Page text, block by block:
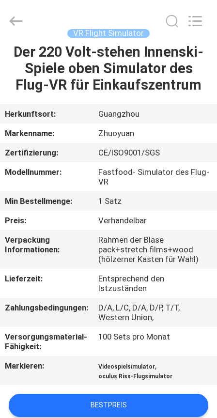
HEIM
PRODUKTE
VR
SHOW
ÜBER
UNS
FABRIK-
TOUR
QUALITÄTSKONTROLLE
KONTAKTIERE
UNS
NACHRICHTEN
FÄLLE
SITEMAP
Co.,Ltd.
VR Flight Simulator
Der 220 Volt-stehen Innenski-
Spiele oben Simulator des
Flug-VR für Einkaufszentrum
Herkunftsort:
Guangzhou
Markenname:
Zhuoyuan
Zertifizierung:
CE/ISO9001/SGS
Modellnummer:
Fastfood- Simulator des Flug-
VR
Min Bestellmenge:
1 Satz
Preis:
Verhandelbar
Verpackung
Informationen:
Rahmen der Blase
pack+stretch films+wood
(hölzerner Kasten für Wahl)
Lieferzeit:
Entsprechend den
Istzuständen
Zahlungsbedingungen:
D/A, L/C, D/A, D/P, T/T,
Western Union,
Versorgungsmaterial-
Fähigkeit:
100 Sets pro Monat
Markieren: Videospielsimulator,
oculus Riss-Flugsimulator
BESTPREIS